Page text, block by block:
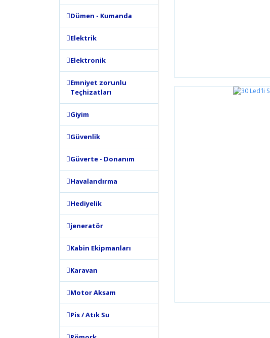
Dümen - Kumanda
Elektrik
Elektronik
Emniyet zorunlu
Teçhizatları
Giyim
Güvenlik
Güverte - Donanım
Havalandırma
Hediyelik
jeneratör
Kabin Ekipmanları
Karavan
Motor Aksam
Pis / Atık Su